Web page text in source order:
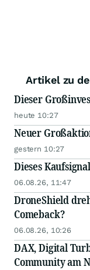
Artikel zu
Dieser
heute 10:27
Neuer
gestern 10:27
Dieses
06.08.26, 11:47
DroneShield
Comeback?
06.08.26, 10:26
DAX, Digital
Community am